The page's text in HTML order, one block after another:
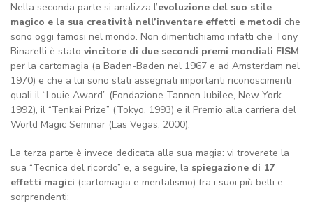
Nella seconda parte si analizza l’evoluzione del suo stile
magico e la sua creatività nell’inventare effetti e metodi che
sono oggi famosi nel mondo. Non dimentichiamo infatti che Tony
Binarelli è stato vincitore di due secondi premi mondiali FISM
per la cartomagia (a Baden-Baden nel 1967 e ad Amsterdam nel
1970) e che a lui sono stati assegnati importanti riconoscimenti
quali il “Louie Award” (Fondazione Tannen Jubilee, New York
1992), il “Tenkai Prize” (Tokyo, 1993) e il Premio alla carriera del
World Magic Seminar (Las Vegas, 2000).
La terza parte è invece dedicata alla sua magia: vi troverete la
sua “Tecnica del ricordo” e, a seguire, la spiegazione di 17
effetti magici (cartomagia e mentalismo) fra i suoi più belli e
sorprendenti: